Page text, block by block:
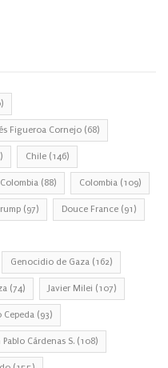
Figueroa Cornejo (68)
Chile (146)
Colombia (88) Colombia (109)
(97) Douce France (91)
Genocidio de Gaza (162)
(74) Javier Milei (107)
Cepeda (93)
Pablo Cárdenas S. (108)